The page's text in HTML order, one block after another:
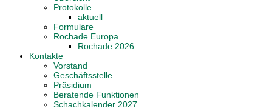
Protokolle
aktuell
Formulare
Rochade Europa
Rochade 2026
Kontakte
Vorstand
Geschäftsstelle
Präsidium
Beratende Funktionen
Schachkalender 2027